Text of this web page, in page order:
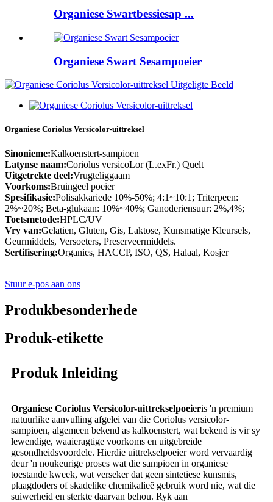
Organiese Swartbessiesap ...
Organiese Swart Sesampoeier
Organiese Coriolus Versicolor-uittreksel
Sinonieme:Kalkoenstert-sampioen
Latynse naam:Coriolus versicoLor (L.exFr.) Quelt
Uitgetrekte deel:Vrugteliggaam
Voorkoms:Bruingeel poeier
Spesifikasie:Polisakkariede 10%-50%; 4:1~10:1; Triterpeen:
2%~20%; Beta-glukaan: 10%~40%; Ganoderiensuur: 2%,4%;
Toetsmetode:HPLC/UV
Vry van:Gelatien, Gluten, Gis, Laktose, Kunsmatige Kleursels,
Geurmiddels, Versoeters, Preserveermiddels.
Sertifisering:Organies, HACCP, ISO, QS, Halaal, Kosjer
Stuur e-pos aan ons
Produkbesonderhede
Produk-etikette
Produk Inleiding
Organiese Coriolus Versicolor-uittrekselpoeieris 'n premium
natuurlike aanvulling afgelei van die Coriolus versicolor-
sampioen, algemeen bekend as kalkoenstert, wat bekend is vir sy
lewendige, waaieragtige voorkoms en uitgebreide
gesondheidsvoordele. Hierdie uittrekselpoeier word vervaardig
deur 'n noukeurige proses wat die sampioen in organiese
toestande kweek, wat verseker dat geen sintetiese kunsmis,
plaagdoders of skadelike chemikalieë gebruik word nie, wat die
suiwerheid en sterkte daarvan behou. Ryk aan